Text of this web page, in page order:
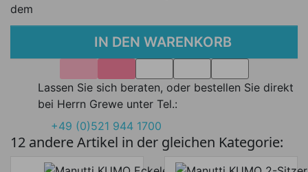
dem
IN DEN WARENKORB
Lassen Sie sich beraten, oder bestellen Sie direkt
bei Herrn Grewe unter Tel.:
+49 (0)521 944 1700
12 andere Artikel in der gleichen Kategorie: